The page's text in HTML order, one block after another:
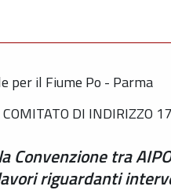
per il Fiume Po - Parma
DI INDIRIZZO
Convenzione tra
riguardanti